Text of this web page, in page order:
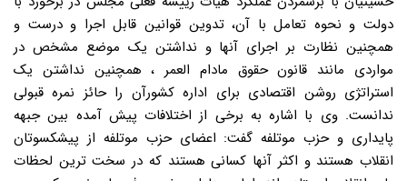
دولت و نحوه تعامل با آن، تدوین قوانین قابل اجرا و درست و
همچنین نظارت بر اجرای آنها و نداشتن یک موضع مشخص در
مواردی مانند قانون حقوق مادام العمر ، همچنین نداشتن یک
استراتژی روشن اقتصادی برای اداره کشورآن را حائز نمره قبولی
ندانست. وی با اشاره به برخی از اختلافات پیش آمده بین جبهه
پایداری و حزب موتلفه گفت: اعضای حزب موتلفه از پیشکسوتان
انقلاب هستند و اکثر آنها کسانی هستند که در سخت ترین لحظات